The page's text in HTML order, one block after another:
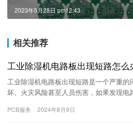
2023年5月28日 pm12:43
相关推荐
工业除湿机电路板出现短路怎么
工业除湿机电路板出现短路是一个严重的
坏、火灾风险甚至人员伤害，如果发现电
的进…
PCB服务 2024年8月9日